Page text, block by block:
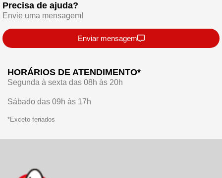
Precisa de ajuda?
Envie uma mensagem!
Enviar mensagem
HORÁRIOS DE ATENDIMENTO*
Segunda à sexta das 08h às 20h
Sábado das 09h às 17h
*Exceto feriados